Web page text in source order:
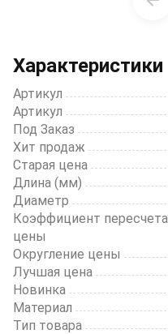
20
Характеристики
Артикул
Артикул
Под Заказ
Хит продаж
Старая цена
Длина (мм)
Диаметр
Коэффициент пересчета
цены
Округление цены
Лучшая цена
Новинка
Материал
Тип товара